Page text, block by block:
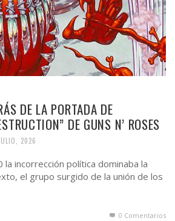
DE LA PORTADA DE
DE GUNS N’ ROSES
2026
la incorrección política dominaba la
el grupo surgido de la unión de los
0 Comentarios